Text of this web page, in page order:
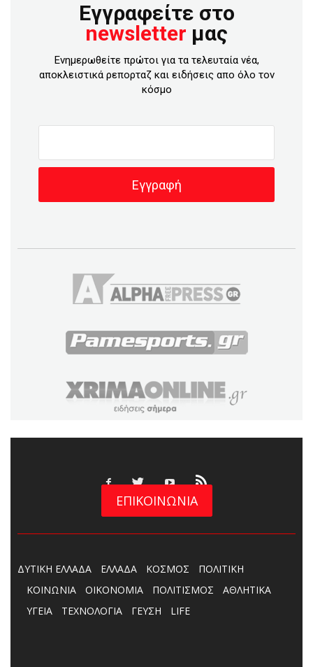
Εγγραφείτε στο
newsletter μας
Ενημερωθείτε πρώτοι για τα τελευταία νέα,
αποκλειστικά ρεπορταζ και ειδήσεις απο όλο τον
κόσμο
ΕΠΙΚΟΙΝΩΝΙΑ
ΔΥΤΙΚΗ ΕΛΛΑΔΑ ΕΛΛΑΔΑ ΚΟΣΜΟΣ
ΠΟΛΙΤΙΚΗ
ΚΟΙΝΩΝΙΑ
ΟΙΚΟΝΟΜΙΑ ΠΟΛΙΤΙΣΜΟΣ
ΑΘΛΗΤΙΚΑ
ΥΓΕΙΑ
ΤΕΧΝΟΛΟΓΙΑ ΓΕΥΣΗ LIFE